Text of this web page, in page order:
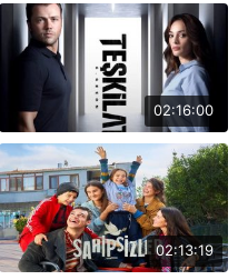
02:16:00
02:13:19